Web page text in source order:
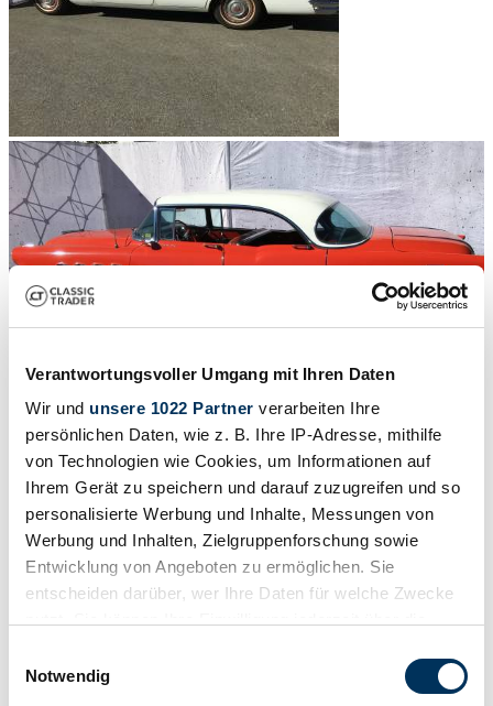
Verantwortungsvoller Umgang mit Ihren Daten
Wir und unsere 1022 Partner verarbeiten Ihre
persönlichen Daten, wie z. B. Ihre IP-Adresse, mithilfe
von Technologien wie Cookies, um Informationen auf
Ihrem Gerät zu speichern und darauf zuzugreifen und so
personalisierte Werbung und Inhalte, Messungen von
Werbung und Inhalten, Zielgruppenforschung sowie
Entwicklung von Angeboten zu ermöglichen. Sie
entscheiden darüber, wer Ihre Daten für welche Zwecke
Trigger Symbol ändern oder widerrufen
Notwendig
/29
1956 | Buick Roadmaster